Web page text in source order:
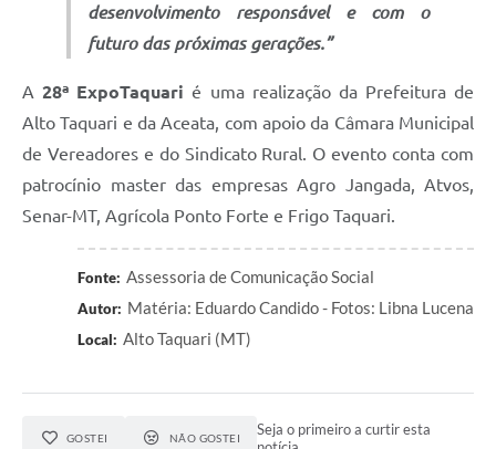
desenvolvimento responsável e com o
futuro das próximas gerações.”
A28ª ExpoTaquari é uma realização da Prefeitura de
Alto Taquari e da Aceata, com apoio da Câmara Municipal
de Vereadores e do Sindicato Rural. O evento conta com
patrocínio master das empresas Agro Jangada, Atvos,
Senar-MT, Agrícola Ponto Forte e Frigo Taquari.
Fonte: Assessoria de Comunicação Social
Autor: Matéria: Eduardo Candido - Fotos: Libna Lucena
Local: Alto Taquari (MT)
GOSTEI NÃO GOSTEI
Seja o primeiro a curtir esta